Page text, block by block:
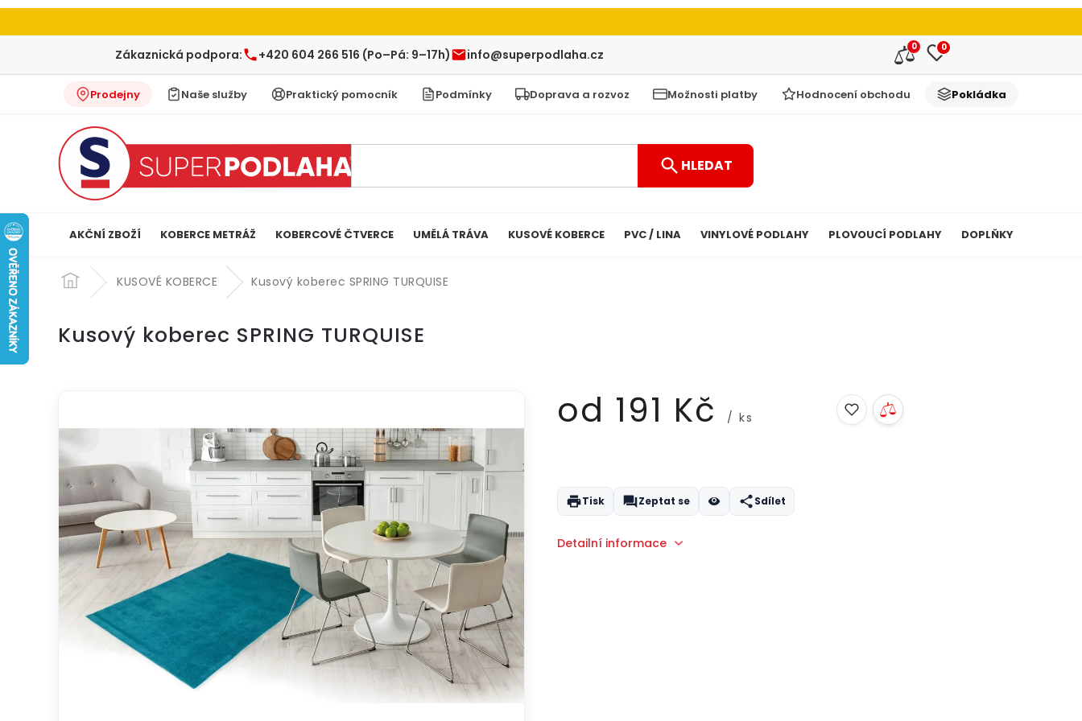
Zákaznická podpora: +420 604 266 516 (Po–Pá: 9–17h) info@superpodlaha.cz 0 0
Prodejny Naše služby Praktický pomocník Podmínky Doprava a rozvoz Možnosti platby Hodnocení obchodu Pokládka
HLEDAT
AKČNÍ ZBOŽÍ KOBERCE METRÁŽ KOBERCOVÉ ČTVERCE UMĚLÁ TRÁVA KUSOVÉ KOBERCE PVC / LINA VINYLOVÉ PODLAHY PLOVOUCÍ PODLAHY DOPLŇKY
Přejít
na
obsah
KUSOVÉ KOBERCE Kusový koberec SPRING TURQUISE
Kusový koberec SPRING TURQUISE
od 191 Kč / ks
Tisk
Zeptat se Sdílet
Detailní informace